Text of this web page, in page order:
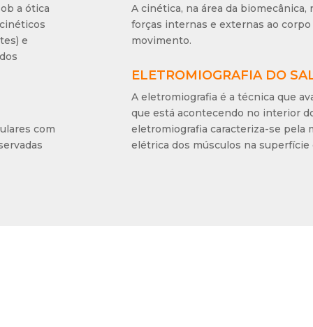
a ótica
e
com
A cinética, na área da
forças internas e externas ao
movimento.
ELETROMIOGRAFIA DO
A eletromiografia é a técnica que
que está acontecendo no interior
eletromiografia caracteriza-se pela
elétrica dos músculos na superfície